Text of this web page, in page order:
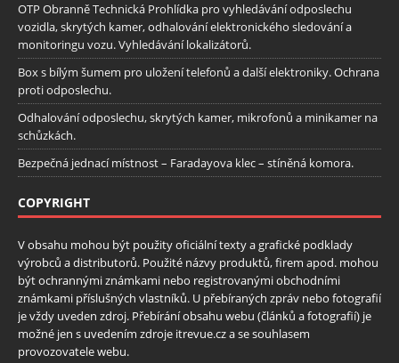
OTP Obranně Technická Prohlídka pro vyhledávání odposlechu
vozidla, skrytých kamer, odhalování elektronického sledování a
monitoringu vozu. Vyhledávání lokalizátorů.
Box s bílým šumem pro uložení telefonů a další elektroniky. Ochrana
proti odposlechu.
Odhalování odposlechu, skrytých kamer, mikrofonů a minikamer na
schůzkách.
Bezpečná jednací místnost – Faradayova klec – stíněná komora.
COPYRIGHT
V obsahu mohou být použity oficiální texty a grafické podklady
výrobců a distributorů. Použité názvy produktů, firem apod. mohou
být ochrannými známkami nebo registrovanými obchodními
známkami příslušných vlastníků. U přebíraných zpráv nebo fotografií
je vždy uveden zdroj. Přebírání obsahu webu (článků a fotografií) je
možné jen s uvedením zdroje itrevue.cz a se souhlasem
provozovatele webu.